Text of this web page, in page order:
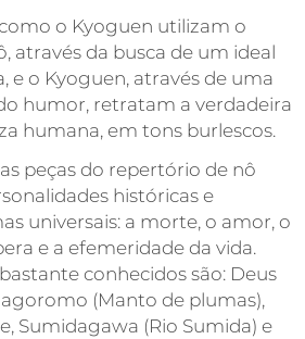
o Kyoguen utilizam o
através da busca de um ideal
e o Kyoguen, através de uma
humor, retratam a verdadeira
humana, em tons burlescos.
peças do repertório de nô
históricas e
universais: a morte, o amor, o
e a efemeridade da vida.
conhecidos são: Deus
(Manto de plumas),
Sumidagawa (Rio Sumida) e